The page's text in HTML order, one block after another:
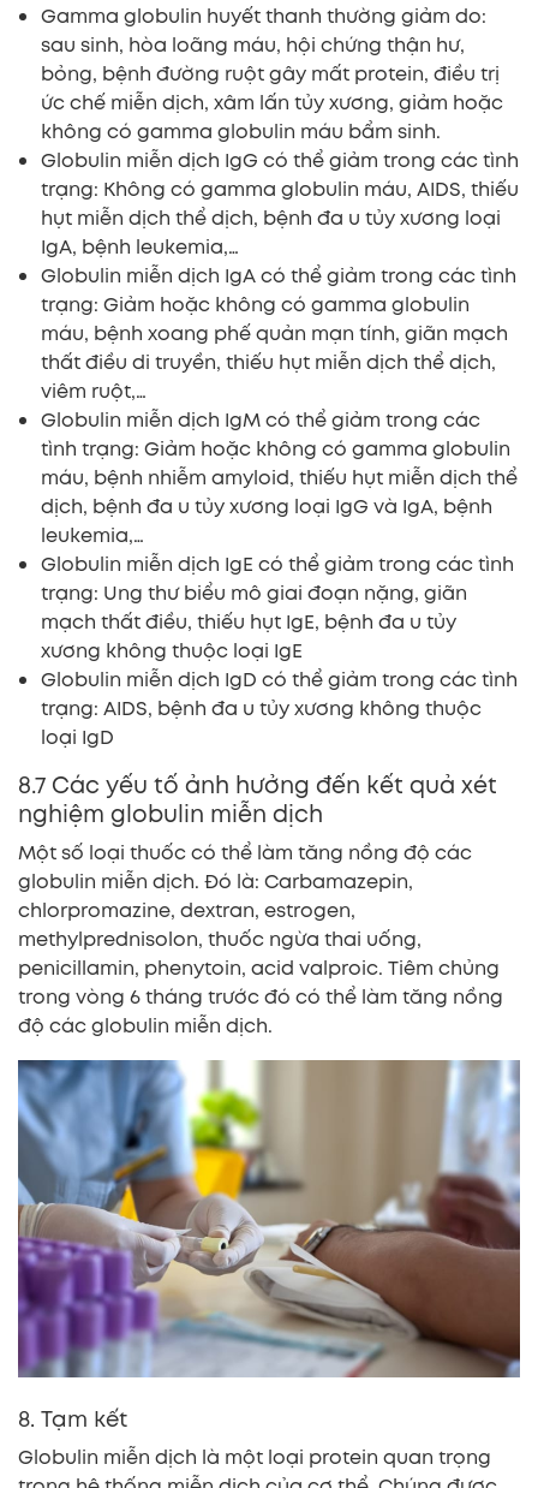
Gamma globulin huyết thanh thường giảm do:
sau sinh, hòa loãng máu, hội chứng thận hư,
bỏng, bệnh đường ruột gây mất protein, điều trị
ức chế miễn dịch, xâm lấn tủy xương, giảm hoặc
không có gamma globulin máu bẩm sinh.
Globulin miễn dịch IgG có thể giảm trong các tình
trạng: Không có gamma globulin máu, AIDS, thiếu
hụt miễn dịch thể dịch, bệnh đa u tủy xương loại
IgA, bệnh leukemia,…
Globulin miễn dịch IgA có thể giảm trong các tình
trạng: Giảm hoặc không có gamma globulin
máu, bệnh xoang phế quản mạn tính, giãn mạch
thất điều di truyền, thiếu hụt miễn dịch thể dịch,
viêm ruột,…
Globulin miễn dịch IgM có thể giảm trong các
tình trạng: Giảm hoặc không có gamma globulin
máu, bệnh nhiễm amyloid, thiếu hụt miễn dịch thể
dịch, bệnh đa u tủy xương loại IgG và IgA, bệnh
leukemia,…
Globulin miễn dịch IgE có thể giảm trong các tình
trạng: Ung thư biểu mô giai đoạn nặng, giãn
mạch thất điều, thiếu hụt IgE, bệnh đa u tủy
xương không thuộc loại IgE
Globulin miễn dịch IgD có thể giảm trong các tình
trạng: AIDS, bệnh đa u tủy xương không thuộc
loại IgD
8.7 Các yếu tố ảnh hưởng đến kết quả xét
nghiệm globulin miễn dịch
Một số loại thuốc có thể làm tăng nồng độ các
globulin miễn dịch. Đó là: Carbamazepin,
chlorpromazine, dextran, estrogen,
methylprednisolon, thuốc ngừa thai uống,
penicillamin, phenytoin, acid valproic. Tiêm chủng
trong vòng 6 tháng trước đó có thể làm tăng nồng
độ các globulin miễn dịch.
8. Tạm kết
Globulin miễn dịch là một loại protein quan trọng